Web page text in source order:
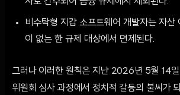
비수탁형 지갑 소프트웨어 개발자는 자산
이 없는 한 규제 대상에서 면제된다.
그러나 이러한 원칙은 지난 2026년 5월 14
위원회 심사 과정에서 정치적 갈등의 불씨가